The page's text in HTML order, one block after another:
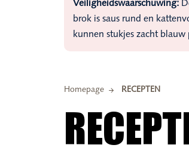
Veiligheidswaarschuwing:
brok is saus rund en
kunnen stukjes zacht
Homepage RECEPTEN